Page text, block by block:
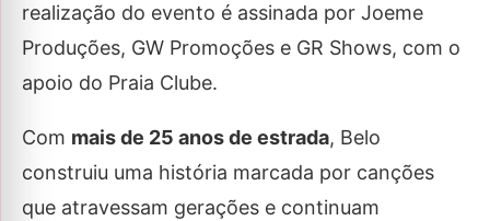
realização do evento é assinada por Joeme
Produções, GW Promoções e GR Shows, com o
apoio do Praia Clube.
Com mais de 25 anos de estrada, Belo
construiu uma história marcada por canções
que atravessam gerações e continuam